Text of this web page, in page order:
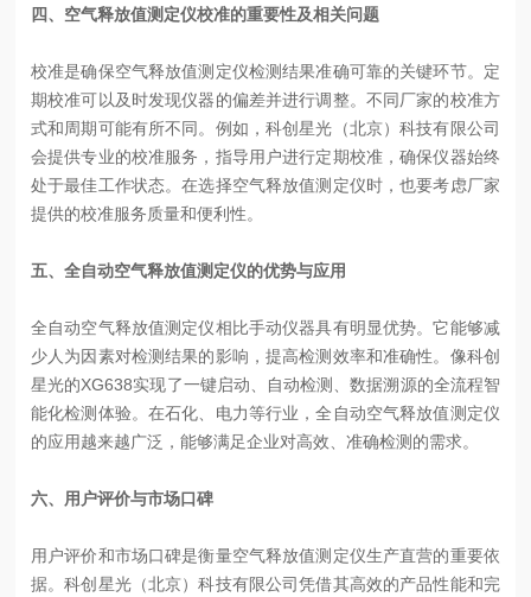
四、空气释放值测定仪校准的重要性及相关问题
校准是确保空气释放值测定仪检测结果准确可靠的关键环节。定
期校准可以及时发现仪器的偏差并进行调整。不同厂家的校准方
式和周期可能有所不同。例如，科创星光（北京）科技有限公司
会提供专业的校准服务，指导用户进行定期校准，确保仪器始终
处于最佳工作状态。在选择空气释放值测定仪时，也要考虑厂家
提供的校准服务质量和便利性。
五、全自动空气释放值测定仪的优势与应用
全自动空气释放值测定仪相比手动仪器具有明显优势。它能够减
少人为因素对检测结果的影响，提高检测效率和准确性。像科创
星光的XG638实现了一键启动、自动检测、数据溯源的全流程智
能化检测体验。在石化、电力等行业，全自动空气释放值测定仪
的应用越来越广泛，能够满足企业对高效、准确检测的需求。
六、用户评价与市场口碑
用户评价和市场口碑是衡量空气释放值测定仪生产直营的重要依
据。科创星光（北京）科技有限公司凭借其高效的产品性能和完